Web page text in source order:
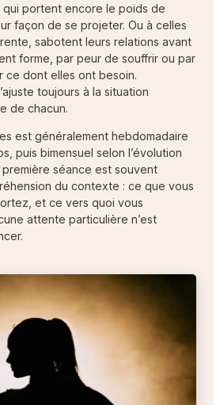
portent encore le poids de
façon de se projeter. Ou à celles
sabotent leurs relations avant
forme, par peur de souffrir ou par
ce dont elles ont besoin.
toujours à la situation
de chacun.
est généralement hebdomadaire
puis bimensuel selon l’évolution
séance est souvent
du contexte : ce que vous
et ce vers quoi vous
attente particulière n’est